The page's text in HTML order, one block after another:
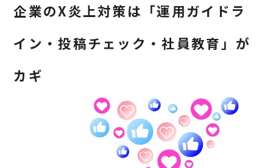
企業のX炎上対策は「運用ガイドラ
イン・投稿チェック・社員教育」が
カギ